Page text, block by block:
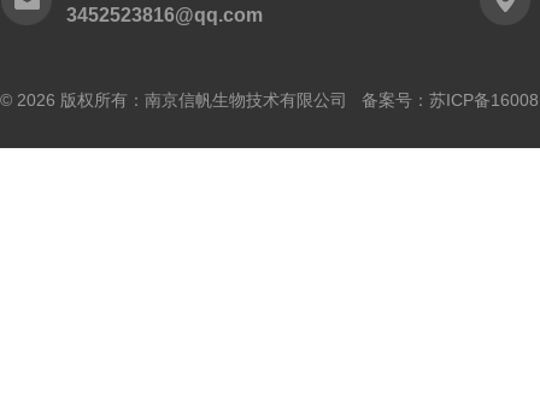
3452523816@qq.com
© 2026 版权所有：南京信帆生物技术有限公司 备案号： 苏ICP备